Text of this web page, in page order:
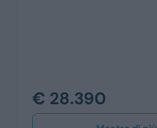
€ 28.390